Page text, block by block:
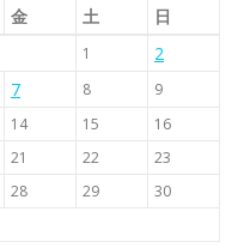
金 土 日
1
2
7 8
9
14 15
16
21 22
23
28 29
30